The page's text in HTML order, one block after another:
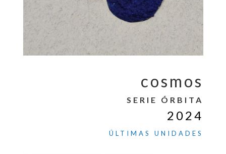
cosmos
SERIE ÓRBITA
2024
ÚLTIMAS UNIDADES